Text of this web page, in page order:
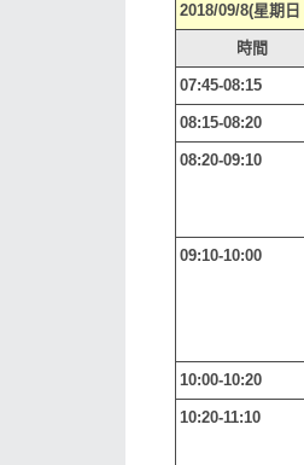
2018/09/8(星期日
時間
07:45-08:15
08:15-08:20
08:20-09:10
09:10-10:00
10:00-10:20
10:20-11:10